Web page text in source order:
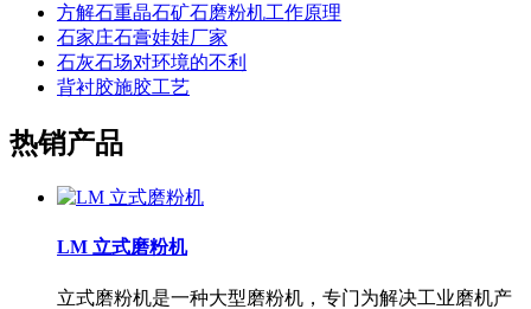
方解石重晶石矿石磨粉机工作原理
石家庄石膏娃娃厂家
石灰石场对环境的不利
背衬胶施胶工艺
热销产品
LM 立式磨粉机
立式磨粉机是一种大型磨粉机，专门为解决工业磨机产